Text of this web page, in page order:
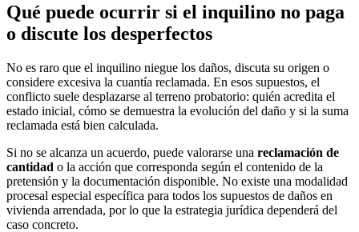
Qué puede ocurrir si el inquilino no paga
o discute los desperfectos
No es raro que el inquilino niegue los daños, discuta su origen o
considere excesiva la cuantía reclamada. En esos supuestos, el
conflicto suele desplazarse al terreno probatorio: quién acredita el
estado inicial, cómo se demuestra la evolución del daño y si la suma
reclamada está bien calculada.
Si no se alcanza un acuerdo, puede valorarse una reclamación de
cantidad o la acción que corresponda según el contenido de la
pretensión y la documentación disponible. No existe una modalidad
procesal especial específica para todos los supuestos de daños en
vivienda arrendada, por lo que la estrategia jurídica dependerá del
caso concreto.